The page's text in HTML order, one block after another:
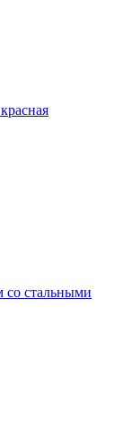
со стальными